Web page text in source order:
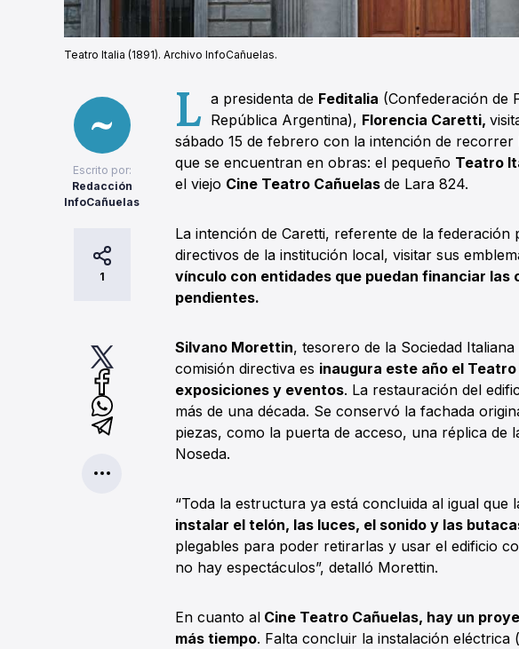
Teatro Italia (1891). Archivo InfoCañuelas.
Escrito por:
Redacción
InfoCañuelas
1
L a presidenta de Feditalia (Confederación de
República Argentina), Florencia Caretti,
sábado 15 de febrero con la intención de recorrer
que se encuentran en obras: el pequeño Teatro
el viejo Cine Teatro Cañuelas de Lara 824.
La intención de Caretti, referente de la federación
directivos de la institución local, visitar sus
vínculo con entidades que puedan financiar las
pendientes.
Silvano Morettin, tesorero de la Sociedad
comisión directiva es inaugura este año el
exposiciones y eventos. La restauración del
más de una década. Se conservó la fachada
piezas, como la puerta de acceso, una réplica de
Noseda.
“Toda la estructura ya está concluida al igual que
instalar el telón, las luces, el sonido y las
plegables para poder retirarlas y usar el edificio
no hay espectáculos”, detalló Morettin.
En cuanto al Cine Teatro Cañuelas, hay un
más tiempo. Falta concluir la instalación eléctrica